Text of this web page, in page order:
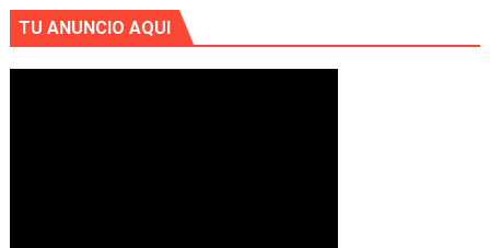
TU ANUNCIO AQUI